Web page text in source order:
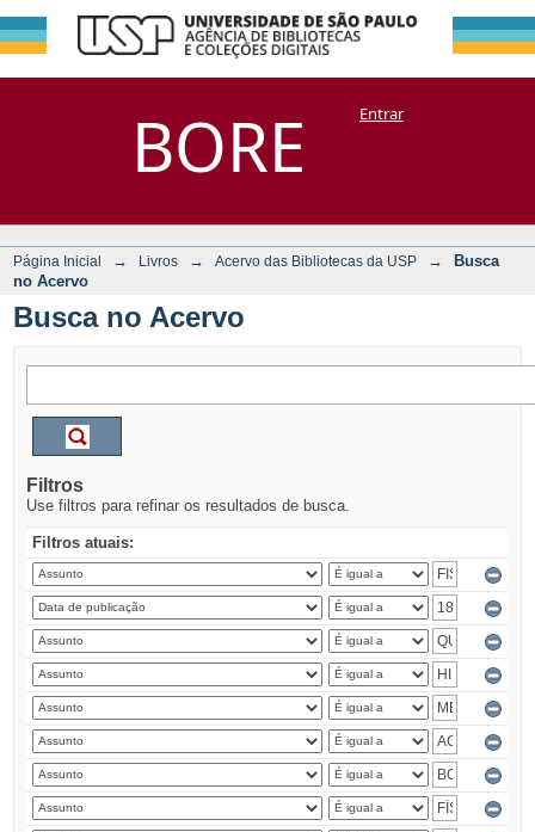
BORE
Busca no Acervo
DSpace/Manakin + CoriscoEntrar
Página Inicial → Livros → Acervo das Bibliotecas da USP →
Busca
no Acervo
Busca no Acervo
Filtros
Use filtros para refinar os resultados de busca.
Filtros atuais: